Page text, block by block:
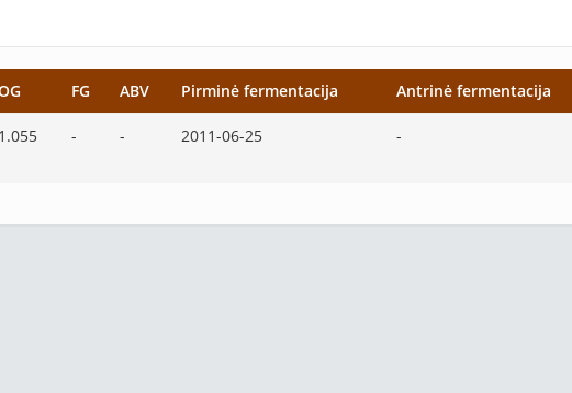
FG ABV Pirminė fermentacija Antrinė fermentacija
1.055 - - 2011-06-25 -